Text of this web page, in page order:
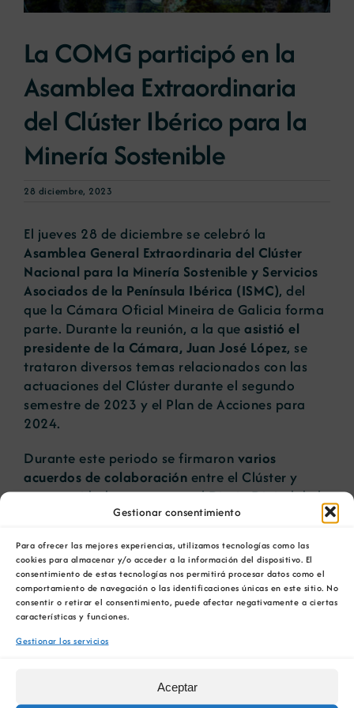
Gestionar consentimiento
Para ofrecer las mejores experiencias, utilizamos tecnologías como las
cookies para almacenar y/o acceder a la información del dispositivo. El
consentimiento de estas tecnologías nos permitirá procesar datos como el
comportamiento de navegación o las identificaciones únicas en este sitio. No
consentir o retirar el consentimiento, puede afectar negativamente a ciertas
características y funciones.
Gestionar los servicios
Aceptar
Noticias
Portal de empleo
Contacto
La COMG participó en la
Asamblea Extraordinaria
del Clúster Ibérico para la
Minería Sostenible
28 diciembre, 2023
El jueves 28 de diciembre se celebró la
Asamblea General Extraordinaria del Clúster
Nacional para la Minería Sostenible y Servicios
Asociados de la Península Ibérica (ISMC), del
que la Cámara Oficial Mineira de Galicia forma
parte. Durante la reunión, a la que asistió el
presidente de la Cámara, Juan José López, se
trataron diversos temas relacionados con las
actuaciones del Clúster durante el segundo
semestre de 2023 y el Plan de Acciones para
2024.
Durante este periodo se firmaron varios
acuerdos de colaboración entre el Clúster y
otras entidades, como son el Diario Digital de la
Industria Española – Industry Talks; Minería es
Spain, WIM Spain; y la Federación de la
Industria Minera de Marruecos, FDIM. También
se produjo la entrada del Clúster en la
Federación Nacional de Clústers.
Además, el Clúster Ibérico para la Minería
formando parte de la organización de algunos
de ellos, como el Foro Minero Marruecos-España,